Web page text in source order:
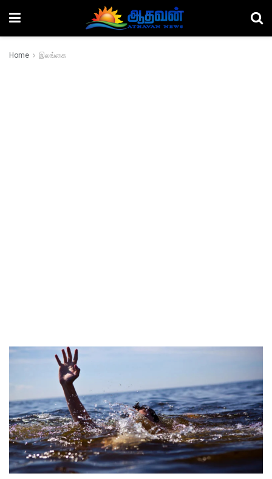
Home இலங்கை